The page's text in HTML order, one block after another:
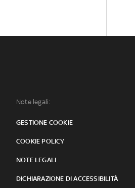
Note legali:
GESTIONE COOKIE
COOKIE POLICY
NOTE LEGALI
DICHIARAZIONE DI ACCESSIBILITÀ